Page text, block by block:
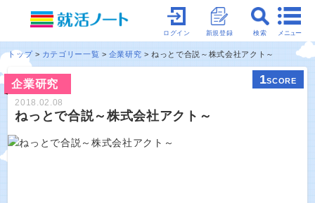
メニュー
検索
新規登録
ログイン
トップ カテゴリー一覧 企業研究 ねっとで合説～株式会社アクト～
企業研究 1SCORE
2018.02.08
ねっとで合説～株式会社アクト～